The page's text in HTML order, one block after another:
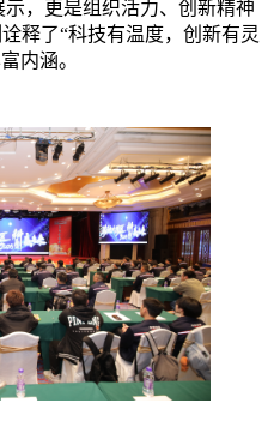
，更是组织活力、创新精神
释了“科技有温度，创新有灵
内涵。